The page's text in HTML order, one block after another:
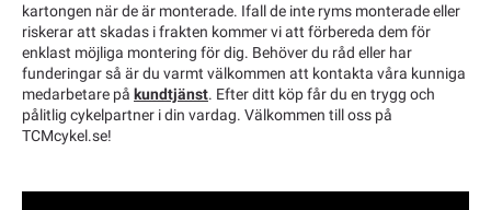
kartongen när de är monterade. Ifall de inte ryms monterade eller
riskerar att skadas i frakten kommer vi att förbereda dem för
enklast möjliga montering för dig. Behöver du råd eller har
funderingar så är du varmt välkommen att kontakta våra kunniga
medarbetare på kundtjänst. Efter ditt köp får du en trygg och
pålitlig cykelpartner i din vardag. Välkommen till oss på
TCMcykel.se!